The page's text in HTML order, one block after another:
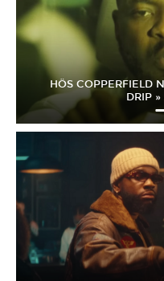
HÖS COPPERFIELD
DRIP